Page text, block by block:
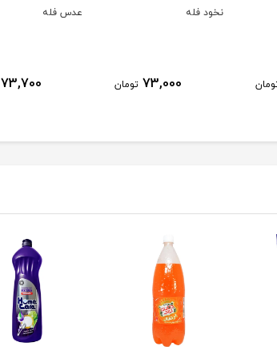
نخود فله
73,000 تومان
عدس فله
73,700